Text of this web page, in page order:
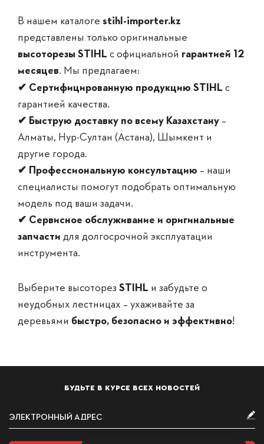
В нашем каталоге stihl-importer.kz
представлены только оригинальные
высоторезы STIHL с официальной гарантией 12
месяцев. Мы предлагаем:
✔ Сертифицированную продукцию STIHL с
гарантией качества.
✔ Быструю доставку по всему Казахстану –
Алматы, Нур-Султан (Астана), Шымкент и
другие города.
✔ Профессиональную консультацию – наши
специалисты помогут подобрать оптимальную
модель под ваши задачи.
✔ Сервисное обслуживание и оригинальные
запчасти для долгосрочной эксплуатации
инструмента.
Выберите высоторез STIHL и забудьте о
неудобных лестницах – ухаживайте за
деревьями быстро, безопасно и эффективно!
БУДЬТЕ В КУРСЕ ВСЕХ НОВОСТЕЙ